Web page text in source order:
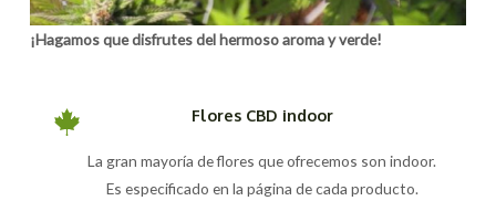
¡Hagamos que disfrutes del hermoso aroma y verde!
Flores CBD indoor
La gran mayoría de flores que ofrecemos son indoor.
Es especificado en la página de cada producto.